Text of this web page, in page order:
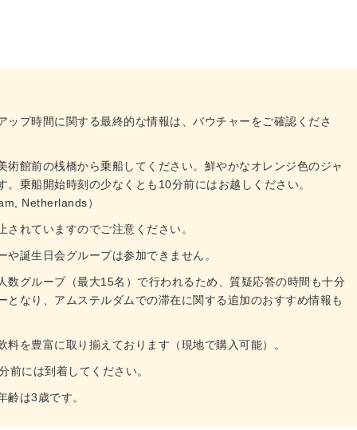
ップ時間に関する最終的な情報は、バウチャーをご確認くださ
術館前の桟橋から乗船してください。鮮やかなオレンジ色のジャ
乗船開始時刻の少なくとも10分前にはお越しください。
Netherlands）
れていますのでご注意ください。
誕生日会グループは参加できません。
数グループ（最大15名）で行われるため、質疑応答の時間も十分
となり、アムステルダムでの滞在に関する追加のおすすめ情報も
を豊富に取り揃えております（現地で購入可能）。
前には到着してください。
齢は3歳です。